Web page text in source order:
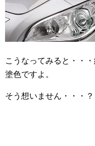
こうなってみると・・
塗色ですよ。
そう想いません・・・